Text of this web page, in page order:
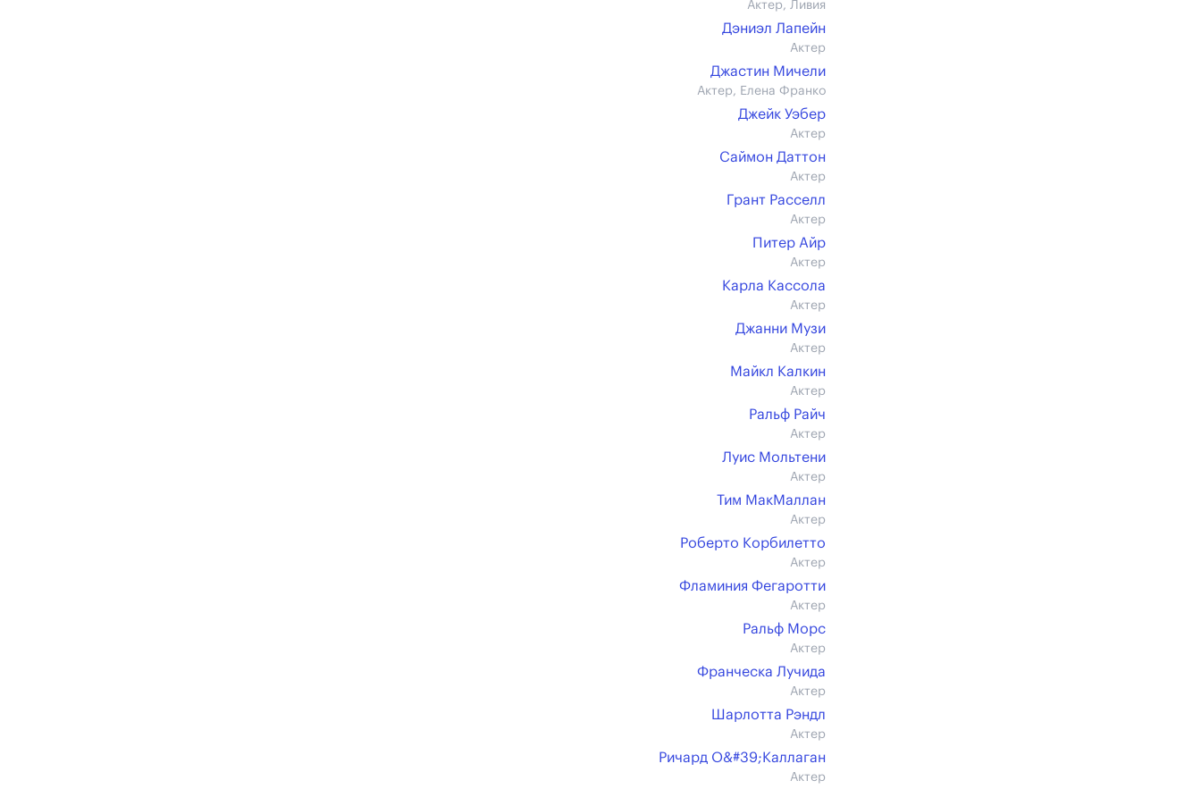
Актер, Ливия
Дэниэл Лапейн
Актер
Джастин Мичели
Актер, Елена Франко
Джейк Уэбер
Актер
Саймон Даттон
Актер
Грант Расселл
Актер
Питер Айр
Актер
Карла Кассола
Актер
Джанни Музи
Актер
Майкл Калкин
Актер
Ральф Райч
Актер
Луис Мольтени
Актер
Тим МакМаллан
Актер
Роберто Корбилетто
Актер
Фламиния Фегаротти
Актер
Ральф Морс
Актер
Франческа Лучида
Актер
Шарлотта Рэндл
Актер
Ричард О&#39;Каллаган
Актер